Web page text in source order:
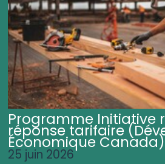
Programme Initiative
réponse tarifaire
Économique Canada)
25 juin 2026